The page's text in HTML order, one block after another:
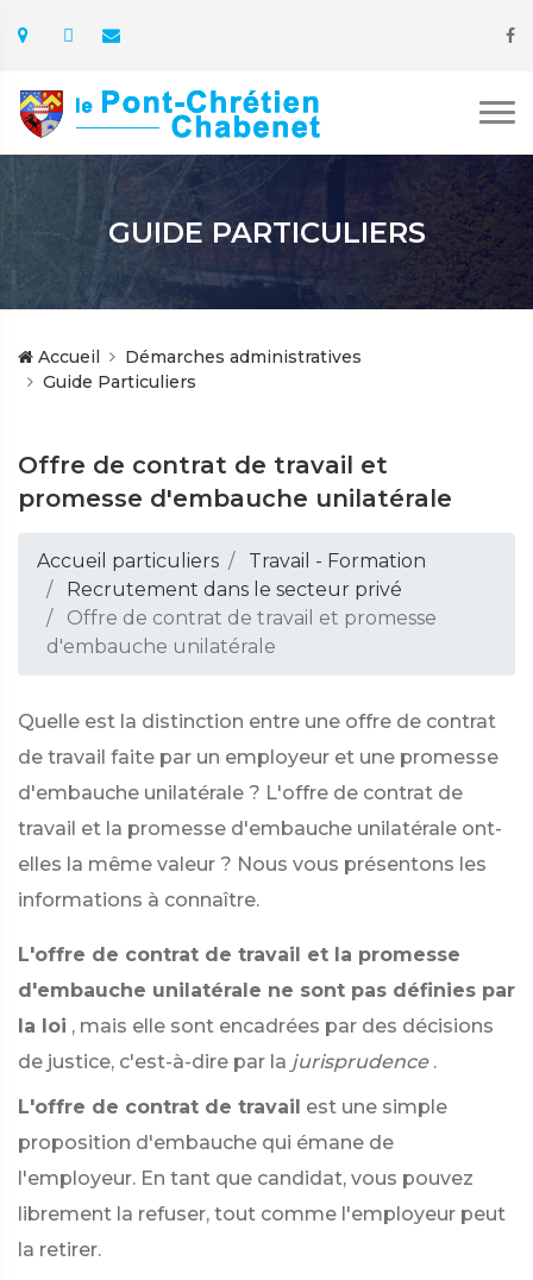
GUIDE PARTICULIERS
Accueil
Démarches administratives
Guide Particuliers
Offre de contrat de travail et
promesse d'embauche unilatérale
Accueil particuliers
Travail - Formation
Recrutement dans le secteur privé
Offre de contrat de travail et promesse
d'embauche unilatérale
Quelle est la distinction entre une offre de contrat
de travail faite par un employeur et une promesse
d'embauche unilatérale ? L'offre de contrat de
travail et la promesse d'embauche unilatérale ont-
elles la même valeur ? Nous vous présentons les
informations à connaître.
L'offre de contrat de travail et la promesse
d'embauche unilatérale ne sont pas définies par
la loi , mais elle sont encadrées par des décisions
de justice, c'est-à-dire par la jurisprudence .
L'offre de contrat de travail est une simple
proposition d'embauche qui émane de
l'employeur. En tant que candidat, vous pouvez
librement la refuser, tout comme l'employeur peut
la retirer.